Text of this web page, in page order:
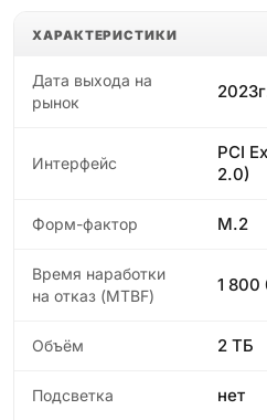
ХАРАКТЕРИСТИКИ
Дата выхода на
рынок
Интерфейс
PCI
2.0)
Форм-фактор M.2
Время наработки
на отказ (МТBF)
1 800
Объём 2 ТБ
Подсветка нет